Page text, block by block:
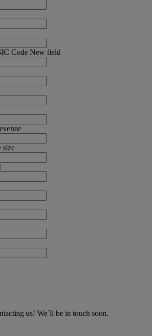
Code New field
size
us! We´ll be in touch soon.